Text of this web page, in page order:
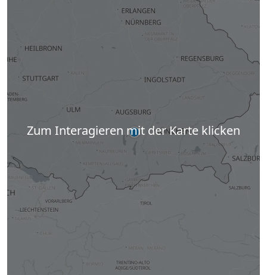
Zum Interagieren mit der Karte klicken